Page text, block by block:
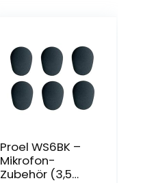
Proel WS6BK –
Mikrofon-
Zubehör (3,5